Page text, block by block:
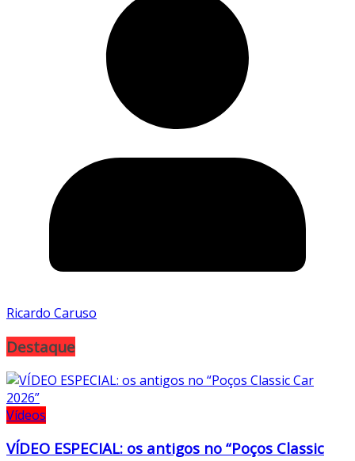
Ricardo Caruso
Destaque
Vídeos
VÍDEO ESPECIAL: os antigos no “Poços Classic